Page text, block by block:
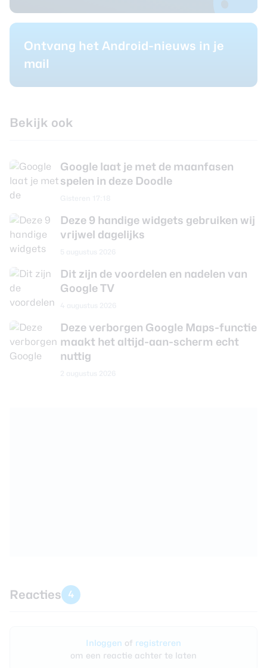
Ontvang het Android-nieuws in je
mail
Bekijk ook
Google laat je met de maanfasen
spelen in deze Doodle
Deze 9 handige widgets gebruiken wij
vrijwel dagelijks
Dit zijn de voordelen en nadelen van
Google TV
Deze verborgen Google Maps-functie
maakt het altijd-aan-scherm echt
nuttig
Reacties 4
Inloggen of registreren
om een reactie achter te laten